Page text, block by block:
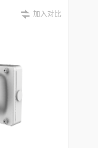
加入对比